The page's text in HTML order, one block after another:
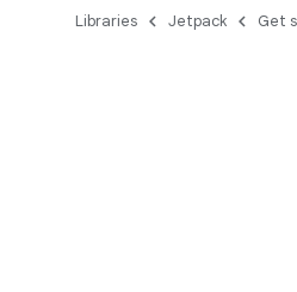
Get
Jetpack
Libraries